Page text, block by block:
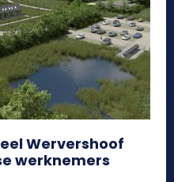
Wervershoof
werknemers